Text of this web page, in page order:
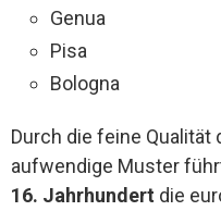
Genua
Pisa
Bologna
Durch die feine Qualität
aufwendige Muster
16. Jahrhundert die